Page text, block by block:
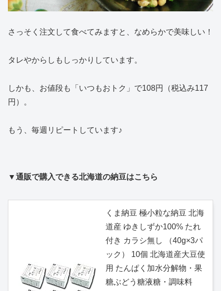
さっそく注文して食べてみますと、なめらかで美味しい！
タレやからしもしっかりしています。
しかも、お値段も「いつもおトク」で108円（税込み117
円）。
もう、毎週リピートしています♪
▼通販で購入できる北海道の納豆はこちら
くま納豆 極小粒な納豆 北海
道産 ゆきしずか100% たれ
付き カラシ無し （40g×3パ
ック） 10個 北海道産大豆使
用 たんぱく加水分解物・果
糖ぶどう糖液糖・調味料